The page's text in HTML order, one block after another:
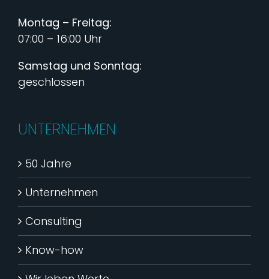
Montag – Freitag:
07:00 – 16:00 Uhr
Samstag und Sonntag:
geschlossen
UNTERNEHMEN
50 Jahre
Unternehmen
Consulting
Know-how